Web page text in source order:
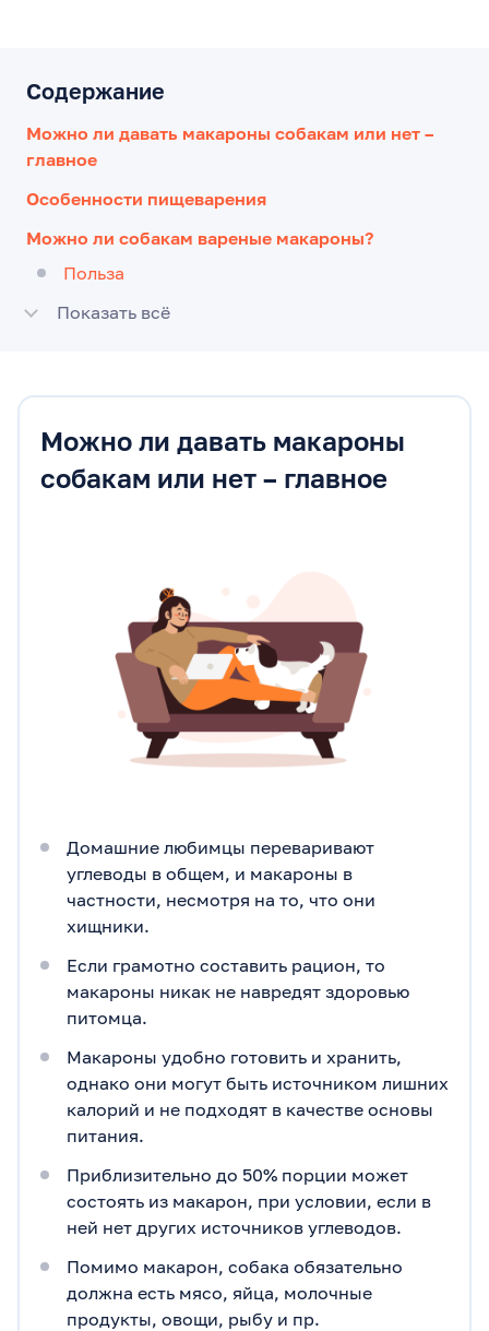
Содержание
Можно ли давать макароны собакам или нет –
главное
Особенности пищеварения
Можно ли собакам вареные макароны?
Польза
Показать всё
Можно ли давать макароны
собакам или нет – главное
Домашние любимцы переваривают
углеводы в общем, и макароны в
частности, несмотря на то, что они
хищники.
Если грамотно составить рацион, то
макароны никак не навредят здоровью
питомца.
Макароны удобно готовить и хранить,
однако они могут быть источником лишних
калорий и не подходят в качестве основы
питания.
Приблизительно до 50% порции может
состоять из макарон, при условии, если в
ней нет других источников углеводов.
Помимо макарон, собака обязательно
должна есть мясо, яйца, молочные
продукты, овощи, рыбу и пр.